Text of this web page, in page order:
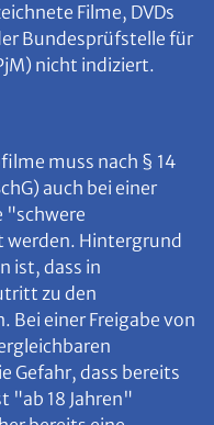
Filme, DVDs
Bundesprüfstelle für
nicht indiziert.
muss nach § 14
auch bei einer
"schwere
Hintergrund
ist, dass in
zu den
einer Freigabe von
Gefahr, dass bereits
"ab 18 Jahren"